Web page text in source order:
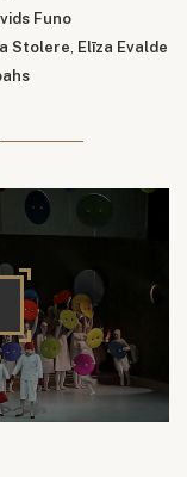
Funo
Stolere Elīza Evalde